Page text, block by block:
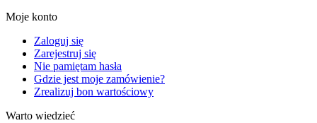
Moje konto
Zaloguj się
Zarejestruj się
Nie pamiętam hasła
Gdzie jest moje zamówienie?
Zrealizuj bon wartościowy
Warto wiedzieć